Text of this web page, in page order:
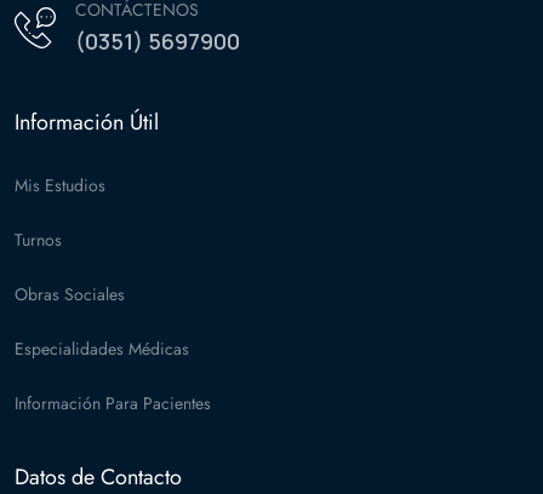
CONTÁCTENOS
(0351) 5697900
Información Útil
Mis Estudios
Turnos
Obras Sociales
Especialidades Médicas
Información Para Pacientes
Datos de Contacto